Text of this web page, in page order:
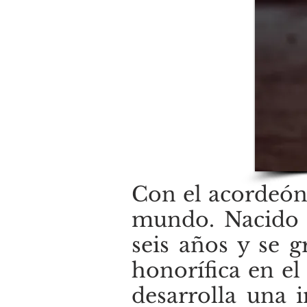
Con el
mundo.
seis años y se
honorífica en el
desarrolla una